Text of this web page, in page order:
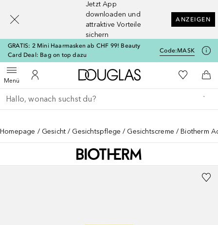
Jetzt App
downloaden und
attraktive Vorteile
sichern
ANZEIGEN
GRATIS: 2 Mini Haarmasken ab CHF 99! Beauty
Card Deal: Bag on top dazu
Code:MASK
MenüMenü öffnenZu Meinem Kundenkonto
Zur Douglas Startseite
Zu Meiner
Gehe zurück
Suche ausführen
Homepage Gesicht Gesichtspflege Gesichtscreme Biotherm
[navigation.slideout.screenreader]